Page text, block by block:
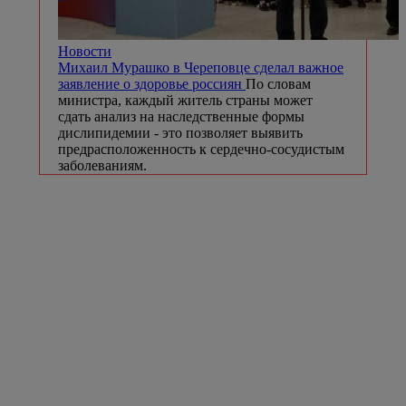
Новости
Михаил Мурашко в Череповце сделал важное
заявление о здоровье россиян По словам
министра, каждый житель страны может
сдать анализ на наследственные формы
дислипидемии - это позволяет выявить
предрасположенность к сердечно-сосудистым
заболеваниям.